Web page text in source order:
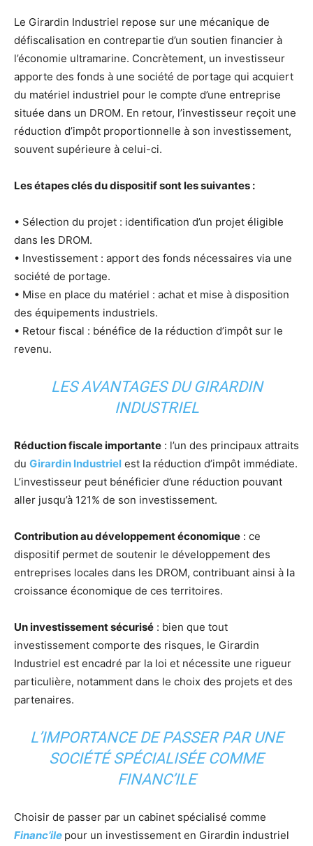
Le Girardin Industriel repose sur une mécanique de
défiscalisation en contrepartie d’un soutien financier à
l’économie ultramarine. Concrètement, un investisseur
apporte des fonds à une société de portage qui acquiert
du matériel industriel pour le compte d’une entreprise
située dans un DROM. En retour, l’investisseur reçoit une
réduction d’impôt proportionnelle à son investissement,
souvent supérieure à celui-ci.
Les étapes clés du dispositif sont les suivantes :
• Sélection du projet : identification d’un projet éligible
dans les DROM.
• Investissement : apport des fonds nécessaires via une
société de portage.
• Mise en place du matériel : achat et mise à disposition
des équipements industriels.
• Retour fiscal : bénéfice de la réduction d’impôt sur le
revenu.
LES AVANTAGES DU GIRARDIN
INDUSTRIEL
Réduction fiscale importante : l’un des principaux attraits
du Girardin Industriel est la réduction d’impôt immédiate.
L’investisseur peut bénéficier d’une réduction pouvant
aller jusqu’à 121% de son investissement.
Contribution au développement économique : ce
dispositif permet de soutenir le développement des
entreprises locales dans les DROM, contribuant ainsi à la
croissance économique de ces territoires.
Un investissement sécurisé : bien que tout
investissement comporte des risques, le Girardin
Industriel est encadré par la loi et nécessite une rigueur
particulière, notamment dans le choix des projets et des
partenaires.
L’IMPORTANCE DE PASSER PAR UNE
SOCIÉTÉ SPÉCIALISÉE COMME
FINANC’ILE
Choisir de passer par un cabinet spécialisé comme
Financ’ile pour un investissement en Girardin industriel